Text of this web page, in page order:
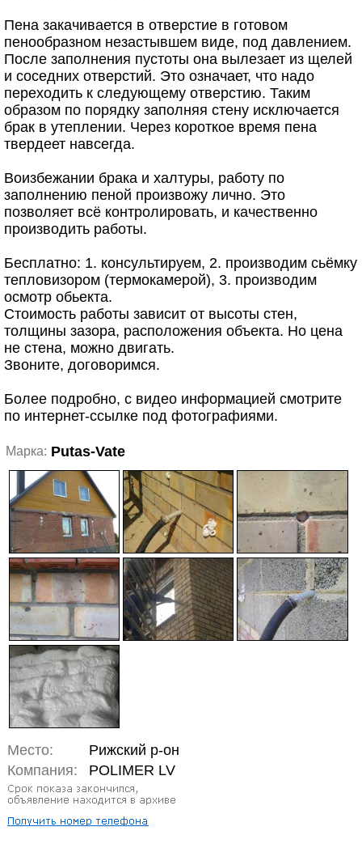
Пена закачивается в отверстие в готовом
пенообразном незастывшем виде, под давлением.
После заполнения пустоты она вылезает из щелей
и соседних отверстий. Это означает, что надо
переходить к следующему отверстию. Таким
образом по порядку заполняя стену исключается
брак в утеплении. Через короткое время пена
твердеет навсегда.
Воизбежании брака и халтуры, работу по
заполнению пеной произвожу лично. Это
позволяет всё контролировать, и качественно
производить работы.
Бесплатно: 1. консультируем, 2. производим сьёмку
тепловизором (термокамерой), 3. производим
осмотр обьекта.
Стоимость работы зависит от высоты стен,
толщины зазора, расположения объекта. Но цена
не стена, можно двигать.
Звоните, договоримся.
Более подробно, с видео информацией смотрите
по интернет-ссылке под фотографиями.
Марка: Putas-Vate
Место:
Рижский р-он
Компания:
POLIMER LV